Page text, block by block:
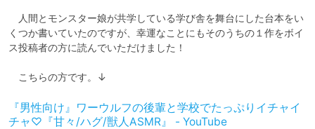
人間とモンスター娘が共学している学び舎を舞台にした台本をい
くつか書いていたのですが、幸運なことにもそのうちの１作をボイ
ス投稿者の方に読んでいただけました！
こちらの方です。↓
『男性向け』ワーウルフの後輩と学校でたっぷりイチャイ
チャ♡『甘々/ハグ/獣人ASMR』 - YouTube